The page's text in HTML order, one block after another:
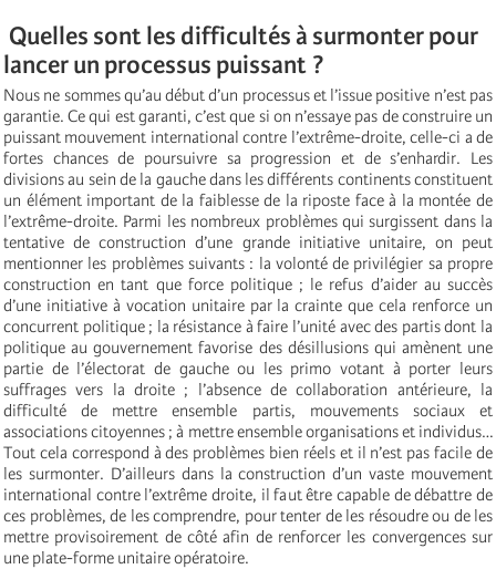
Quelles sont les difficultés à surmonter pour
lancer un processus puissant ?
Nous ne sommes qu’au début d’un processus et l’issue positive n’est pas
garantie. Ce qui est garanti, c’est que si on n’essaye pas de construire un
puissant mouvement international contre l’extrême-droite, celle-ci a de
fortes chances de poursuivre sa progression et de s’enhardir. Les
divisions au sein de la gauche dans les différents continents constituent
un élément important de la faiblesse de la riposte face à la montée de
l’extrême-droite. Parmi les nombreux problèmes qui surgissent dans la
tentative de construction d’une grande initiative unitaire, on peut
mentionner les problèmes suivants : la volonté de privilégier sa propre
construction en tant que force politique ; le refus d’aider au succès
d’une initiative à vocation unitaire par la crainte que cela renforce un
concurrent politique ; la résistance à faire l’unité avec des partis dont la
politique au gouvernement favorise des désillusions qui amènent une
partie de l’électorat de gauche ou les primo votant à porter leurs
suffrages vers la droite ; l’absence de collaboration antérieure, la
difficulté de mettre ensemble partis, mouvements sociaux et
associations citoyennes ; à mettre ensemble organisations et individus…
Tout cela correspond à des problèmes bien réels et il n’est pas facile de
les surmonter. D’ailleurs dans la construction d’un vaste mouvement
international contre l’extrême droite, il faut être capable de débattre de
ces problèmes, de les comprendre, pour tenter de les résoudre ou de les
mettre provisoirement de côté afin de renforcer les convergences sur
une plate-forme unitaire opératoire.